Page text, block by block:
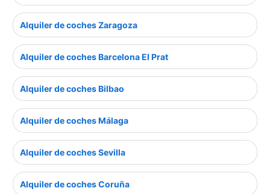
Alquiler de coches Zaragoza
Alquiler de coches Barcelona El Prat
Alquiler de coches Bilbao
Alquiler de coches Málaga
Alquiler de coches Sevilla
Alquiler de coches Coruña